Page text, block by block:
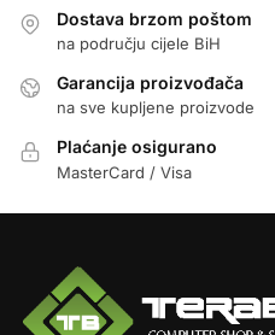
Dostava brzom poštom
na području cijele BiH
Garancija proizvođača
na sve kupljene proizvode
Plaćanje osigurano
MasterCard / Visa